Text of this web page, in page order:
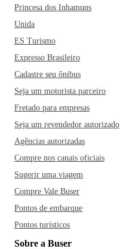
Princesa dos Inhamuns
Unida
ES Turismo
Expresso Brasileiro
Cadastre seu ônibus
Seja um motorista parceiro
Fretado para empresas
Seja um revendedor autorizado
Agências autorizadas
Compre nos canais oficiais
Sugerir uma viagem
Compre Vale Buser
Pontos de embarque
Pontos turísticos
Sobre a Buser